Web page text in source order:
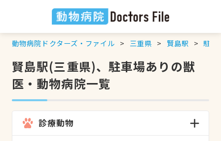
動物病院ドクターズ・ファイル 三重県 賢島駅 駐車
賢島駅(三重県)、駐車場ありの獣
医・動物病院一覧
診療動物